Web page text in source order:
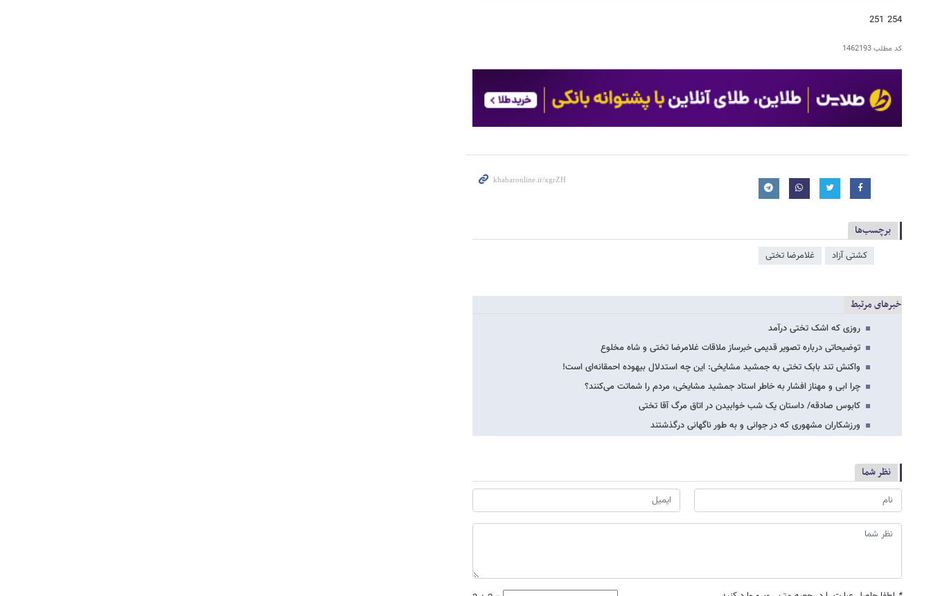
254 251
کد مطلب1462193
برچسب‌ها
کشتی آزاد غلامرضا تختی
خبرهای مرتبط
روزی که اشک تختی درآمد
توضیحاتی درباره تصویر قدیمی خبرساز ملاقات غلامرضا تختی و شاه مخلوع
واکنش تند بابک تختی به جمشید مشایخی: این چه استدلال بیهوده احمقانه‌ای است!
چرا ابی و مهناز افشار به خاطر استاد جمشید مشایخی، مردم را شماتت می‌کنند؟
کابوس صادقه/ داستان یک شب خوابیدن در اتاق مرگ آقا تختی
ورزشکاران مشهوری که در جوانی و به طور ناگهانی درگذشتند
نظر شما